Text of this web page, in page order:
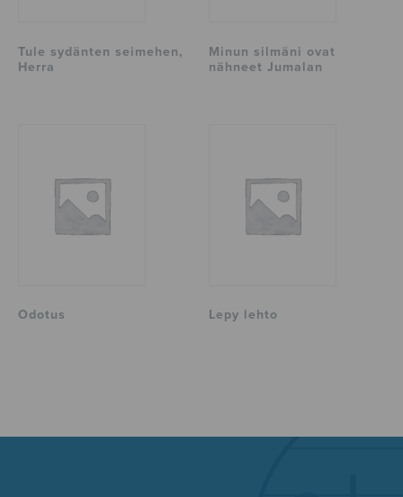
Tule sydänten seimehen,
Herra
Minun silmäni ovat
nähneet Jumalan
Odotus Lepy lehto